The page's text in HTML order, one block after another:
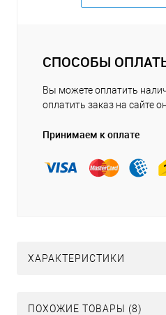
СПОСОБЫ
Вы можете оплатить
оплатить заказ на сайте
Принимаем к оплате
ХАРАКТЕРИСТИКИ
ПОХОЖИЕ ТОВАРЫ (8)